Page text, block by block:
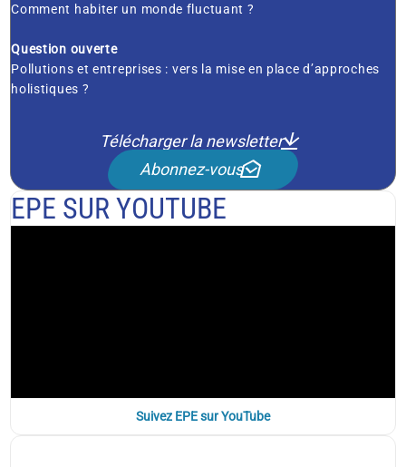
Comment habiter un monde fluctuant ?
Question ouverte
Pollutions et entreprises : vers la mise en place d’approches
holistiques ?
Télécharger la newsletter
Abonnez-vous
EPE SUR YOUTUBE
Suivez EPE sur YouTube